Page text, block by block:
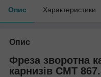
Опис Характеристики
Опис
Фреза зворотна
карнизів СМТ